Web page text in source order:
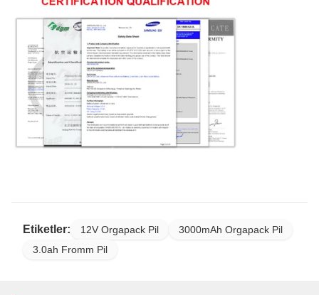
Etiketler: 12V Orgapack Pil
3000mAh Orgapack Pil
3.0ah Fromm Pil